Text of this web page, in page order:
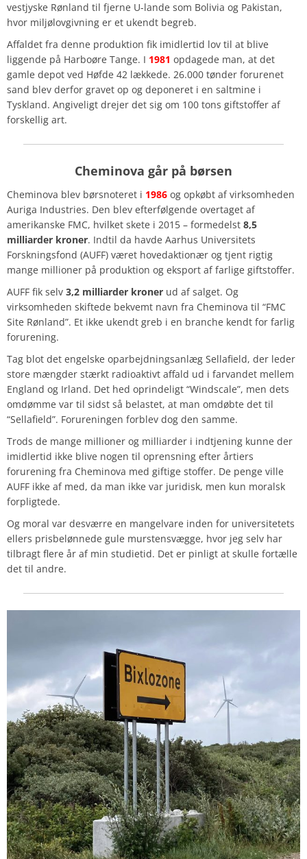
vestjyske Rønland til fjerne U-lande som Bolivia og Pakistan,
hvor miljølovgivning er et ukendt begreb.
Affaldet fra denne produktion fik imidlertid lov til at blive
liggende på Harboøre Tange. I 1981 opdagede man, at det
gamle depot ved Høfde 42 lækkede. 26.000 tønder forurenet
sand blev derfor gravet op og deponeret i en saltmine i
Tyskland. Angiveligt drejer det sig om 100 tons giftstoffer af
forskellig art.
Cheminova går på børsen
Cheminova blev børsnoteret i 1986 og opkøbt af virksomheden
Auriga Industries. Den blev efterfølgende overtaget af
amerikanske FMC, hvilket skete i 2015 – formedelst 8,5
milliarder kroner. Indtil da havde Aarhus Universitets
Forskningsfond (AUFF) været hovedaktionær og tjent rigtig
mange millioner på produktion og eksport af farlige giftstoffer.
AUFF fik selv 3,2 milliarder kroner ud af salget. Og
virksomheden skiftede bekvemt navn fra Cheminova til “FMC
Site Rønland”. Et ikke ukendt greb i en branche kendt for farlig
forurening.
Tag blot det engelske oparbejdningsanlæg Sellafield, der leder
store mængder stærkt radioaktivt affald ud i farvandet mellem
England og Irland. Det hed oprindeligt “Windscale”, men dets
omdømme var til sidst så belastet, at man omdøbte det til
“Sellafield”. Forureningen forblev dog den samme.
Trods de mange millioner og milliarder i indtjening kunne der
imidlertid ikke blive nogen til oprensning efter årtiers
forurening fra Cheminova med giftige stoffer. De penge ville
AUFF ikke af med, da man ikke var juridisk, men kun moralsk
forpligtede.
Og moral var desværre en mangelvare inden for universitetets
ellers prisbelønnede gule murstensvægge, hvor jeg selv har
tilbragt flere år af min studietid. Det er pinligt at skulle fortælle
det til andre.